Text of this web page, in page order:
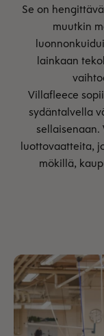
Se on
muutkin
lainkaan
Villafleece
sydäntalvella
luottovaatteita,
mökillä,